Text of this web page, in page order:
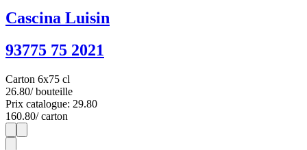
Cascina Luisin
93775 75 2021
Carton 6x75 cl
26.80/ bouteille
Prix catalogue: 29.80
160.80/ carton
1